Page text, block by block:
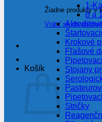
Žiadne produkty v
Vrátiť sa do
Košík
1-
8 a
Krokové
Fľašové
Stojany
Stričky